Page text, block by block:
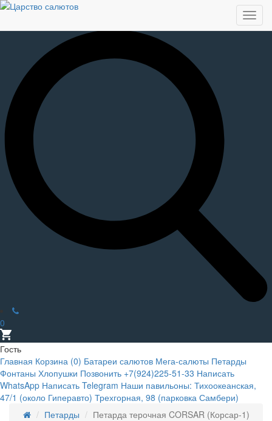
0
Гость
Главная Корзина (0) Батареи салютов Мега-салюты Петарды
Фонтаны Хлопушки Позвонить +7(924)225-51-33 Написать
WhatsApp Написать Telegram Наши павильоны: Тихоокеанская,
47/1 (около Гиперавто) Трехгорная, 98 (парковка Самбери)
Петарды
Петарда терочная CORSAR (Корсар-1)